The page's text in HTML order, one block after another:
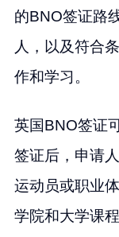
的BNO签证路
人，以及符合
作和学习。
英国BNO签证
签证后，申请
运动员或职业
学院和大学课